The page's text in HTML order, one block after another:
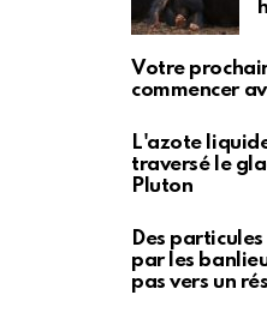
Votre
commencer
L'azote
traversé le
Pluton
Des
par les
pas vers un